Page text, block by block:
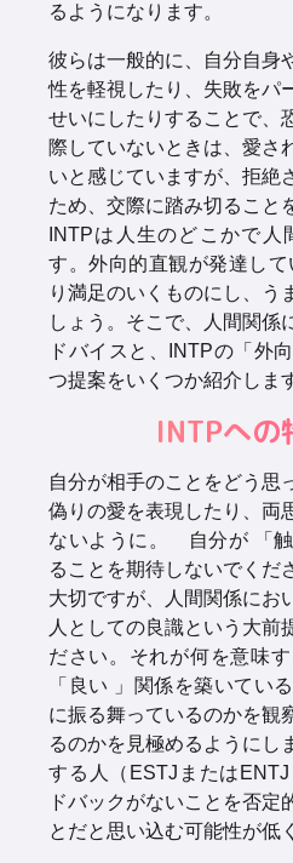
るようになります。
彼らは一般的に、自分自身
性を軽視したり、失敗をパ
せいにしたりすることで、
際していないときは、愛さ
いと感じていますが、拒絶
ため、交際に踏み切ること
INTPは人生のどこかで
す。外向的直観が発達し
り満足のいくものにし、う
しょう。そこで、人間関係
ドバイスと、INTPの「外
つ提案をいくつか紹介しま
INTPへの
自分が相手のことをどう思
偽りの愛を表現したり、両
ないように。 自分が 「
ることを期待しないでくだ
大切ですが、人間関係にお
人としての良識という大前
ださい。それが何を意味
「良い 」関係を築いてい
に振る舞っているのかを観
るのかを見極めるように
する人（ESTJまたは
ドバックがないことを否定
とだと思い込む可能性が低